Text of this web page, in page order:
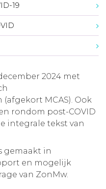
19
2024 met
MCAS). Ook
rondom post-COVID
integrale tekst van
gemaakt in
en mogelijk
van ZonMw.